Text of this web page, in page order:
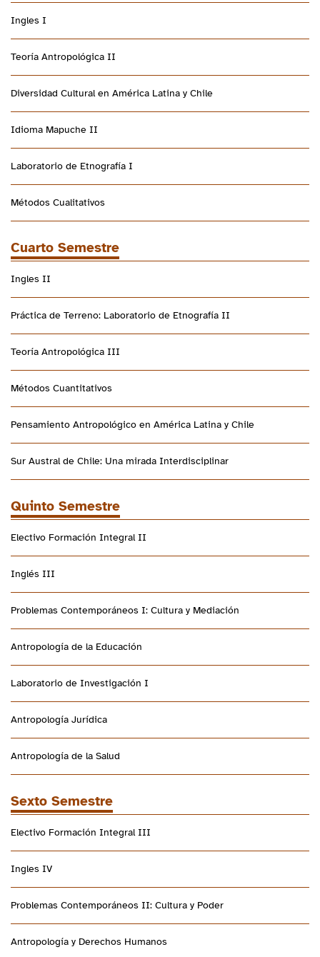
Ingles I
Teoría Antropológica II
Diversidad Cultural en América Latina y Chile
Idioma Mapuche II
Laboratorio de Etnografía I
Métodos Cualitativos
Cuarto Semestre
Ingles II
Práctica de Terreno: Laboratorio de Etnografía II
Teoría Antropológica III
Métodos Cuantitativos
Pensamiento Antropológico en América Latina y Chile
Sur Austral de Chile: Una mirada Interdisciplinar
Quinto Semestre
Electivo Formación Integral II
Inglés III
Problemas Contemporáneos I: Cultura y Mediación
Antropología de la Educación
Laboratorio de Investigación I
Antropología Jurídica
Antropología de la Salud
Sexto Semestre
Electivo Formación Integral III
Ingles IV
Problemas Contemporáneos II: Cultura y Poder
Antropología y Derechos Humanos